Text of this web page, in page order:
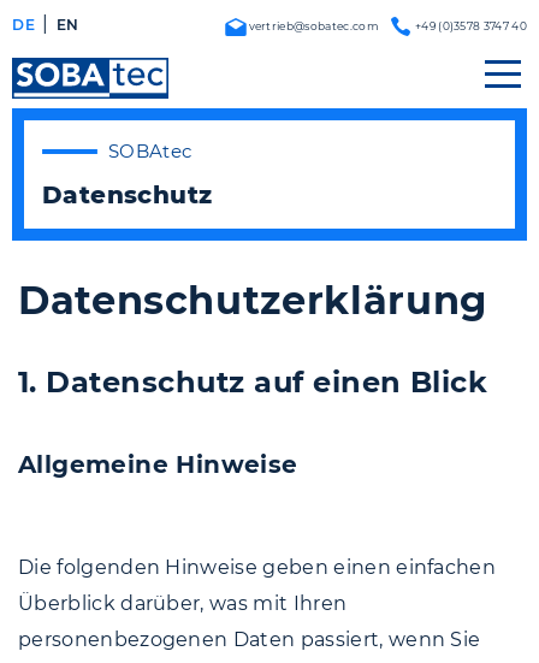
DE EN vertrieb@sobatec.com +49 (0)3578 3747 40
SOBAtec
Datenschutz
Datenschutz­erklärung
1. Datenschutz auf einen Blick
Allgemeine Hinweise
Die folgenden Hinweise geben einen einfachen
Überblick darüber, was mit Ihren
personenbezogenen Daten passiert, wenn Sie